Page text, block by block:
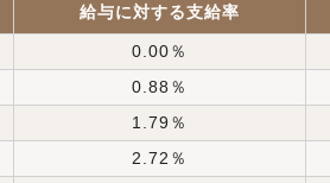
給与に対する支給率
0.00％
0.88％
1.79％
2.72％